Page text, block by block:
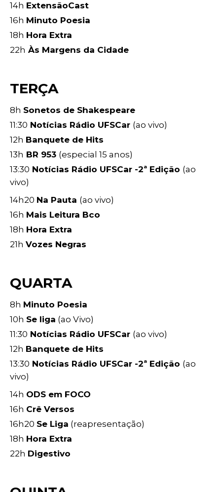
14h ExtensãoCast
16h Minuto Poesia
18h Hora Extra
22h Às Margens da Cidade
TERÇA
8h Sonetos de Shakespeare
11:30 Notícias Rádio UFSCar (ao vivo)
12h Banquete de Hits
13h BR 953 (especial 15 anos)
13:30 Notícias Rádio UFSCar -2ª Edição (ao
vivo)
14h20 Na Pauta (ao vivo)
16h Mais Leitura Bco
18h Hora Extra
21h Vozes Negras
QUARTA
8h Minuto Poesia
10h Se liga (ao Vivo)
11:30 Notícias Rádio UFSCar (ao vivo)
12h Banquete de Hits
13:30 Notícias Rádio UFSCar -2ª Edição (ao
vivo)
14h ODS em FOCO
16h Crê Versos
16h20 Se Liga (reapresentação)
18h Hora Extra
22h Digestivo